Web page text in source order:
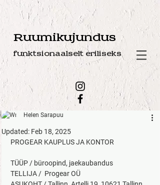
Ruumikujundus
funktsionaalselt eriliseks
Helen Sarapuu
Updated: Feb 18, 2025
PROGEAR KAUPLUS JA KONTOR
TÜÜP / büroopind, jaekaubandus
TELLIJA /  Progear OÜ